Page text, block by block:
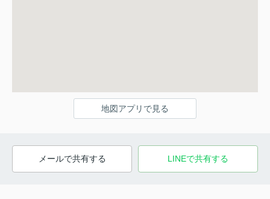
地図アプリで見る
メールで共有する LINEで共有する